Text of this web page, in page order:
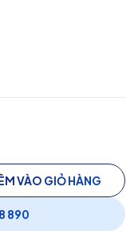
VÀO GIỎ HÀNG
890